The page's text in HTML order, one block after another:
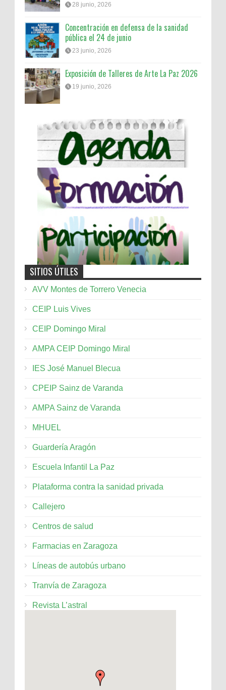
28 junio, 2026
Concentración en defensa de la sanidad
pública el 24 de junio
23 junio, 2026
Exposición de Talleres de Arte La Paz 2026
19 junio, 2026
SITIOS ÚTILES
AVV Montes de Torrero Venecia
CEIP Luis Vives
CEIP Domingo Miral
AMPA CEIP Domingo Miral
IES José Manuel Blecua
CPEIP Sainz de Varanda
AMPA Sainz de Varanda
MHUEL
Guardería Aragón
Escuela Infantil La Paz
Plataforma contra la sanidad privada
Callejero
Centros de salud
Farmacias en Zaragoza
Líneas de autobús urbano
Tranvía de Zaragoza
Revista L’astral